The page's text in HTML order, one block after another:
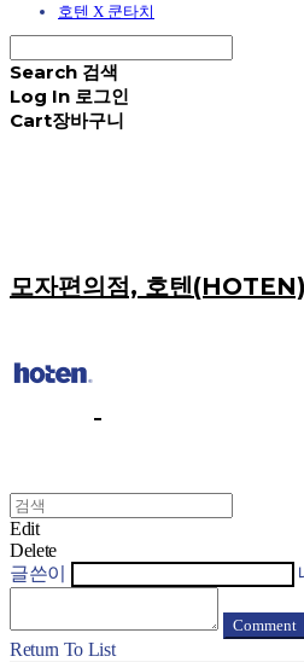
호텐 X 쿤타치
Search 검색
Log In 로그인
Cart장바구니
모자편의점, 호텐
Edit
Delete
글쓴이
Comment
Return To List